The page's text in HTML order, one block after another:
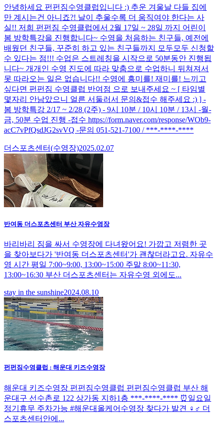
안녕하세요 펀펀짐수영클럽입니다 :) 추운 겨울날 다들 집에
만 계시는건 아니죠?! 날이 추울수록 더 움직여야 한다는 사
실!! 저희 펀펀짐 수영클럽에서 2월 17일 ~ 28일 까지 어린이
봄 방학특강을 진행합니다~ 수영을 처음하는 친구들, 예전에
배웠던 친구들, 꾸준히 하고 있는 친구들까지 모두모두 신청할
수 있다는 점!!! 수업은 스트레칭을 시작으로 50분동안 진행됩
니다~ 개개인 수영 진도에 따라 맞춤으로 수업하니 뒤쳐져서
못 따라오는 일은 없습니다!! 수영에 흥미를! 재미를! 느끼고
싶다면 펀펀짐 수영클럽 반여점 으로 보내주세요 ~ [ 타임별
몇자리 안남았으니 얼른 서둘러서 문의&접수 해주세요 :) ] -
봄 방학특강 2/17 ~ 2/28 (2주) - 9시 10분 / 10시 10분 / 13시 -월-
금, 50분 수업 진행 -접수 https://form.naver.com/response/WOb9-
acC7vPfQsdJG2svVQ -문의 051-521-7100 / ***-****-****
더스포츠센터(수영장)2025.02.07
반여동 더스포츠센터 부산 자유수영장
바리바리 짐을 싸서 수영장에 다녀왔어요! 가깝고 저렴한 곳
을 찾아보다가 '반여동 더스포츠센터'가 괜찮더라고요. 자유수
영 시간 평일 7:00~9:00, 13:00~15:00 주말 8:00~11:30,
13:00~16:30 부산 더스포츠센터는 자유수영 외에도...
stay in the sunshine2024.08.10
펀펀짐수영클럽 : 해운대 키즈수영장
해운대 키즈수영장 펀펀짐수영클럽 펀펀짐수영클럽 부산 해
운대구 선수촌로 122 상가동 지하1층 ***-****-**** ⏰️일요일
정기휴무 주차가능 #해운대올케어수영장 찾다가 발견 ♀️♂️ 더
스포츠센터안에...